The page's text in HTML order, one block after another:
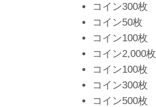
コイン300枚
コイン50枚
コイン100枚
コイン2,000枚
コイン100枚
コイン300枚
コイン500枚